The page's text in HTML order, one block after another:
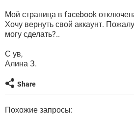
ВИДЕО
YANDEX
WINDOWS 10
ВИДЕО
YANDEX
WHATSAPP
FACEBOOK ИГРЫ
ВИДЕО
YANDEX
Мой страница в facebook
Хочу вернуть свой аккаунт.
могу сделать?..
С ув,
Алина З.
Share
Похожие запросы: